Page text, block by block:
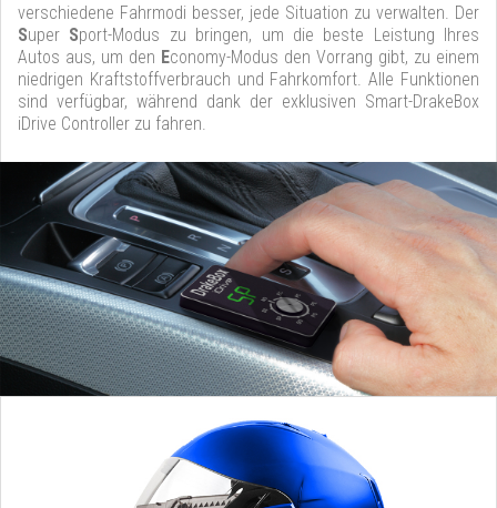
verschiedene Fahrmodi besser, jede Situation zu verwalten. Der
Super Sport-Modus zu bringen, um die beste Leistung Ihres
Autos aus, um den Economy-Modus den Vorrang gibt, zu einem
niedrigen Kraftstoffverbrauch und Fahrkomfort. Alle Funktionen
sind verfügbar, während dank der exklusiven Smart-DrakeBox
iDrive Controller zu fahren.